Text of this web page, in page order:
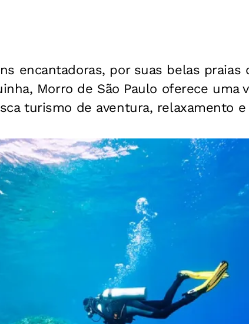
encantadoras, por suas belas praias
Morro de São Paulo oferece uma
turismo de aventura, relaxamento e